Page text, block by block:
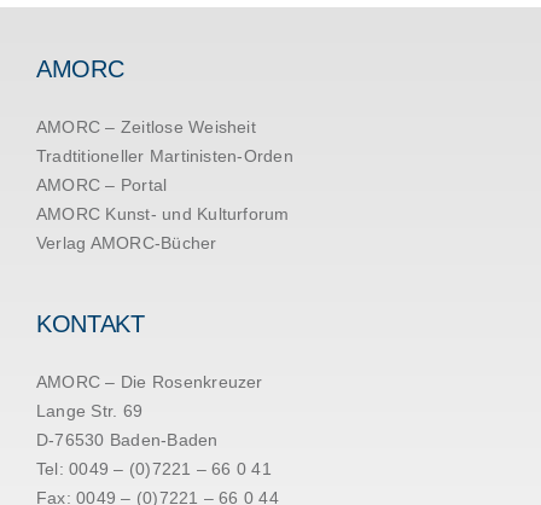
AMORC
AMORC – Zeitlose Weisheit
Tradtitioneller Martinisten-Orden
AMORC – Portal
AMORC Kunst- und Kulturforum
Verlag AMORC-Bücher
KONTAKT
AMORC – Die Rosenkreuzer
Lange Str. 69
D-76530 Baden-Baden
Tel: 0049 – (0)7221 – 66 0 41
Fax: 0049 – (0)7221 – 66 0 44